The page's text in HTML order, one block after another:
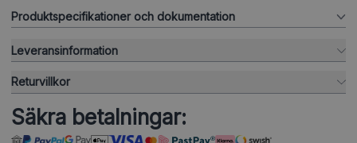
Produktspecifikationer och dokumentation
Leveransinformation
Returvillkor
Säkra betalningar: